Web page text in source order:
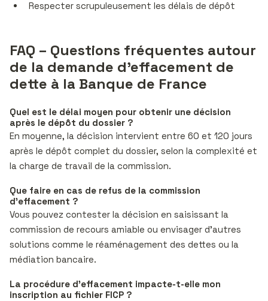
Respecter scrupuleusement les délais de dépôt
FAQ – Questions fréquentes autour
de la demande d’effacement de
dette à la Banque de France
Quel est le délai moyen pour obtenir une décision
après le dépôt du dossier ?
En moyenne, la décision intervient entre 60 et 120 jours
après le dépôt complet du dossier, selon la complexité et
la charge de travail de la commission.
Que faire en cas de refus de la commission
d’effacement ?
Vous pouvez contester la décision en saisissant la
commission de recours amiable ou envisager d’autres
solutions comme le réaménagement des dettes ou la
médiation bancaire.
La procédure d’effacement impacte-t-elle mon
inscription au fichier FICP ?